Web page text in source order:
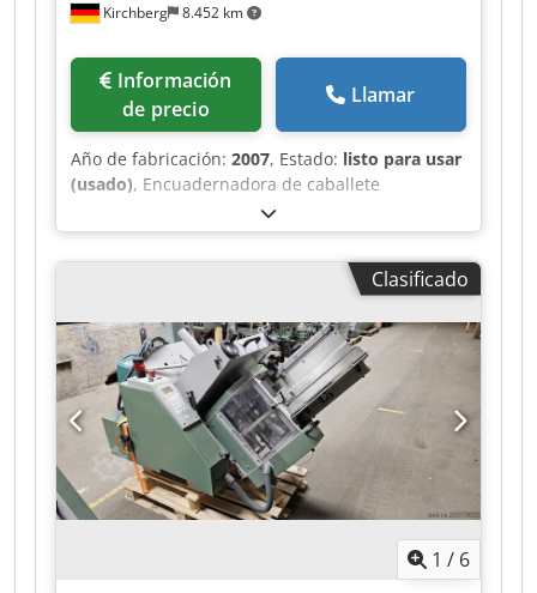
Kirchberg 8.452 km
de precio
Llamar
Año de fabricación: 2007, Estado: listo para usar
(usado), Encuadernadora de caballete
Dsdpfxoxw Iryj Ab Sjck Heidelberg alimentador
de pila plana DHU 450
Clasificado
1 / 6